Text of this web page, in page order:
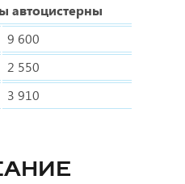
автоцистерны
9 600
2 550
3 910